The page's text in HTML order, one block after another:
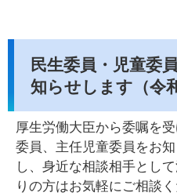
民生委員・児童委
知らせします（令
厚生労働大臣から委嘱を
委員、主任児童委員をお
し、身近な相談相手とし
りの方はお気軽にご相談